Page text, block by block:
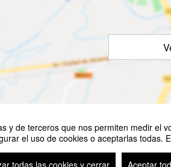
y de terceros que nos permiten medir el
el uso de cookies o aceptarlas
todas las cookies y cerrar Aceptar